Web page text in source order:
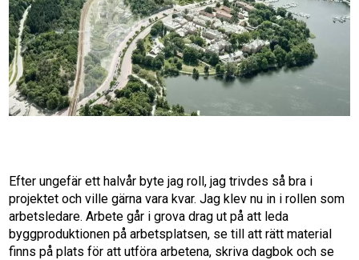
Efter ungefär ett halvår byte jag roll, jag trivdes så bra i
projektet och ville gärna vara kvar. Jag klev nu in i rollen som
arbetsledare. Arbete går i grova drag ut på att leda
byggproduktionen på arbetsplatsen, se till att rätt material
finns på plats för att utföra arbetena, skriva dagbok och se